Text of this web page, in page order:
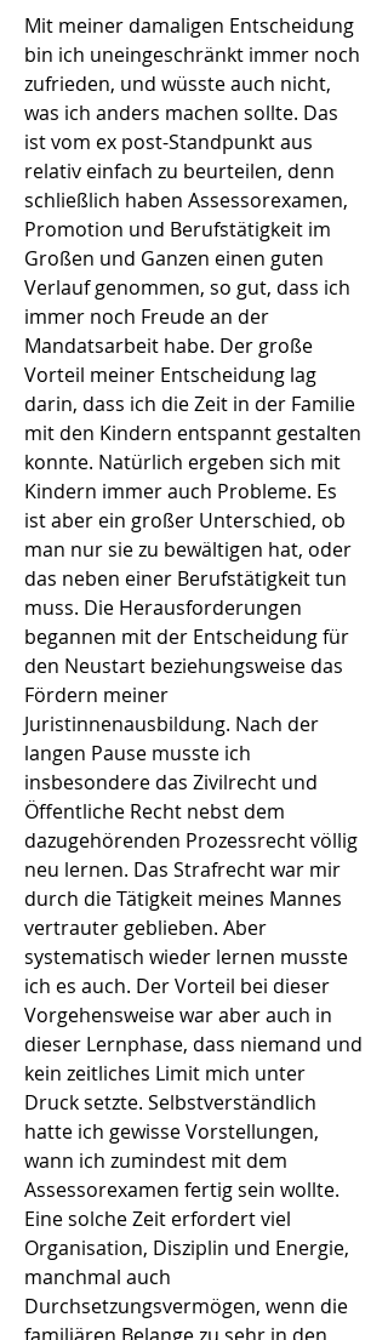
Mit meiner damaligen Entscheidung
bin ich uneingeschränkt immer noch
zufrieden, und wüsste auch nicht,
was ich anders machen sollte. Das
ist vom ex post-Standpunkt aus
relativ einfach zu beurteilen, denn
schließlich haben Assessorexamen,
Promotion und Berufstätigkeit im
Großen und Ganzen einen guten
Verlauf genommen, so gut, dass ich
immer noch Freude an der
Mandatsarbeit habe. Der große
Vorteil meiner Entscheidung lag
darin, dass ich die Zeit in der Familie
mit den Kindern entspannt gestalten
konnte. Natürlich ergeben sich mit
Kindern immer auch Probleme. Es
ist aber ein großer Unterschied, ob
man nur sie zu bewältigen hat, oder
das neben einer Berufstätigkeit tun
muss. Die Herausforderungen
begannen mit der Entscheidung für
den Neustart beziehungsweise das
Fördern meiner
Juristinnenausbildung. Nach der
langen Pause musste ich
insbesondere das Zivilrecht und
Öffentliche Recht nebst dem
dazugehörenden Prozessrecht völlig
neu lernen. Das Strafrecht war mir
durch die Tätigkeit meines Mannes
vertrauter geblieben. Aber
systematisch wieder lernen musste
ich es auch. Der Vorteil bei dieser
Vorgehensweise war aber auch in
dieser Lernphase, dass niemand und
kein zeitliches Limit mich unter
Druck setzte. Selbstverständlich
hatte ich gewisse Vorstellungen,
wann ich zumindest mit dem
Assessorexamen fertig sein wollte.
Eine solche Zeit erfordert viel
Organisation, Disziplin und Energie,
manchmal auch
Durchsetzungsvermögen, wenn die